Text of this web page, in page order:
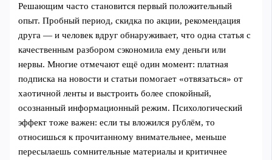
Решающим часто становится первый положительный
опыт. Пробный период, скидка по акции, рекомендация
друга — и человек вдруг обнаруживает, что одна статья с
качественным разбором сэкономила ему деньги или
нервы. Многие отмечают ещё один момент: платная
подписка на новости и статьи помогает «отвязаться» от
хаотичной ленты и выстроить более спокойный,
осознанный информационный режим. Психологический
эффект тоже важен: если ты вложился рублём, то
относишься к прочитанному внимательнее, меньше
пересылаешь сомнительные материалы и критичнее